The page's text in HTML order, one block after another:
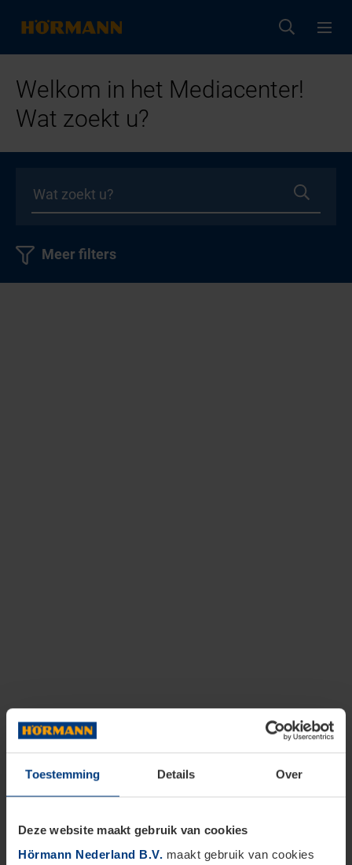
Toestemming Details Over
Deze website maakt gebruik van cookies
Hörmann Nederland B.V. maakt gebruik van cookies
Welkom in het Mediacenter!
Wat zoekt u?
Meer filters